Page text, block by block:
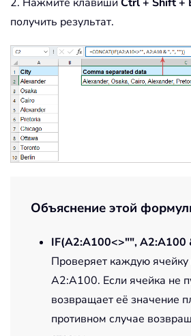
получить результат.
Объяснение этой
IF(A2:A100<>"", A2:A100
Проверяет каждую ячейку
A2:A100. Если ячейка не
возвращает её значение
противном случае